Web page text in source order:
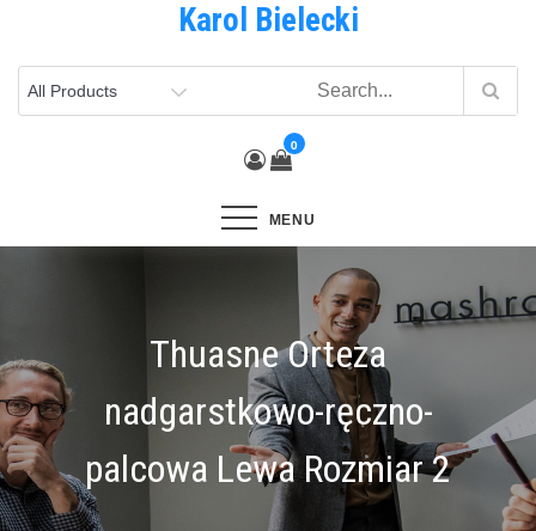
content
Karol Bielecki
0
MENU
Thuasne Orteza
nadgarstkowo-ręczno-
palcowa Lewa Rozmiar 2